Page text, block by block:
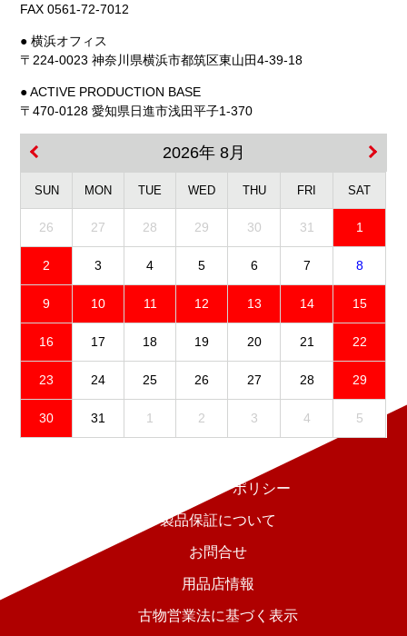
FAX 0561-72-7012
● 横浜オフィス
〒224-0023 神奈川県横浜市都筑区東山田4-39-18
● ACTIVE PRODUCTION BASE
〒470-0128 愛知県日進市浅田平子1-370
2026年 8月
SUN MON TUE WED THU FRI SAT
26 27 28 29 30 31 1
2 3 4 5 6 7 8
9 10 11 12 13 14 15
16 17 18 19 20 21 22
23 24 25 26 27 28 29
30 31 1 2 3 4 5
プライバシーポリシー
製品保証について
お問合せ
用品店情報
古物営業法に基づく表示